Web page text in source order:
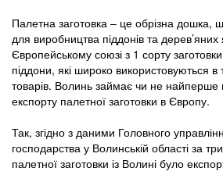
Палетна заготовка – це обрізна дошка,
для виробництва піддонів та
Європейському союзі з 1 сорту
піддони, які широко використовуються в
товарів. Волинь займає чи не найперше
експорту палетної заготовки в Європу.
Так, згідно з даними Головного
господарства у Волинській області за
палетної заготовки із Волині було